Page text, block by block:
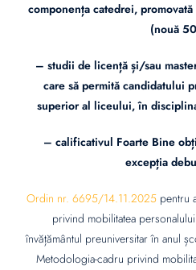
componența catedrei,
(nouă
– studii de licență și/sau
care să permită candidatului
superior al liceului, în
– calificativul Foarte Bine
excepția
Ordin nr. 6695/14.11.2025pentru
privind mobilitatea
învățământul preuniversitar în anul
Metodologia-cadru privind